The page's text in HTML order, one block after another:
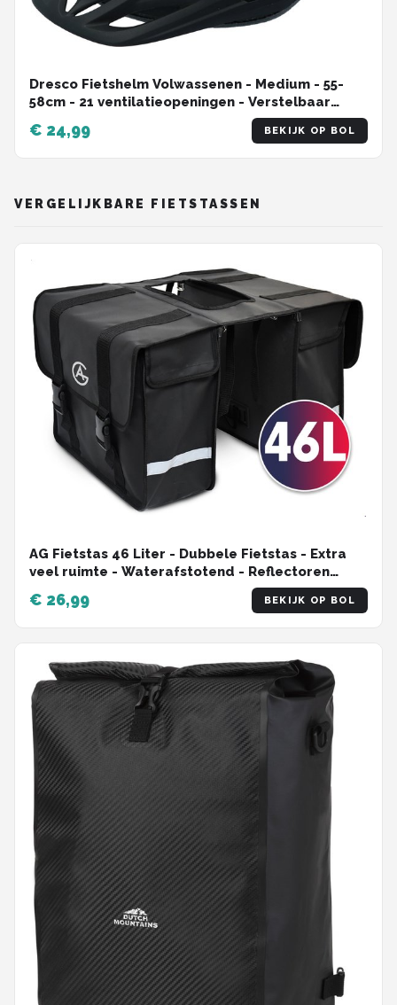
Dresco Fietshelm Volwassenen - Medium - 55-
58cm - 21 ventilatieopeningen - Verstelbaar
spansysteem - Goedgekeurd CE en EN1078 norm
€ 24,99 BEKIJK OP BOL
VERGELIJKBARE FIETSTASSEN
AG Fietstas 46 Liter - Dubbele Fietstas - Extra
veel ruimte - Waterafstotend - Reflectoren
fietstassen - electrische fietsen - Zwart - dubbel
€ 26,99 BEKIJK OP BOL